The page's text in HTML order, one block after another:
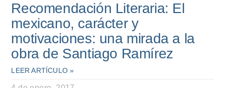
Recomendación Literaria: El
mexicano, carácter y
motivaciones: una mirada a la
obra de Santiago Ramírez
LEER ARTÍCULO »